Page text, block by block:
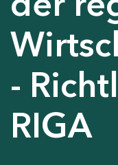
-
RIGA